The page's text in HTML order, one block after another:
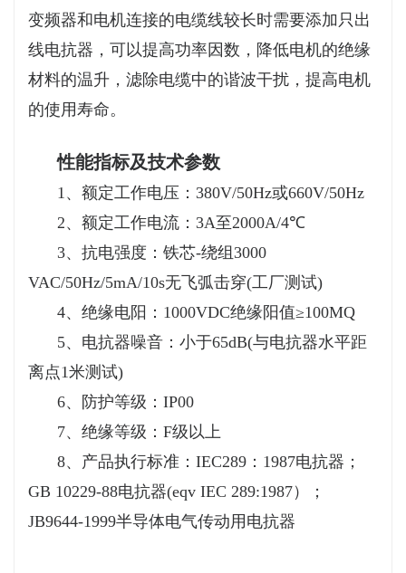
变频器和电机连接的电缆线较长时需要添加只出
线电抗器，可以提高功率因数，降低电机的绝缘
材料的温升，滤除电缆中的谐波干扰，提高电机
的使用寿命。
性能指标及技术参数
1、额定工作电压：380V/50Hz或660V/50Hz
2、额定工作电流：3A至2000A/4℃
3、抗电强度：铁芯-绕组3000
VAC/50Hz/5mA/10s无飞弧击穿(工厂测试)
4、绝缘电阳：1000VDC绝缘阳值≥100MQ
5、电抗器噪音：小于65dB(与电抗器水平距
离点1米测试)
6、防护等级：IP00
7、绝缘等级：F级以上
8、产品执行标准：IEC289：1987电抗器；
GB 10229-88电抗器(eqv IEC 289:1987）；
JB9644-1999半导体电气传动用电抗器